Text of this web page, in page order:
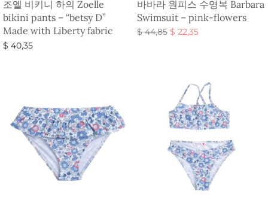
조엘 비키니 하의 Zoelle
bikini pants – “betsy D”
Made with Liberty fabric
$ 40,35
바바라 원피스 수영복 Barbara
Swimsuit – pink-flowers
$44,85 원래 가
$ 22,35현재 가